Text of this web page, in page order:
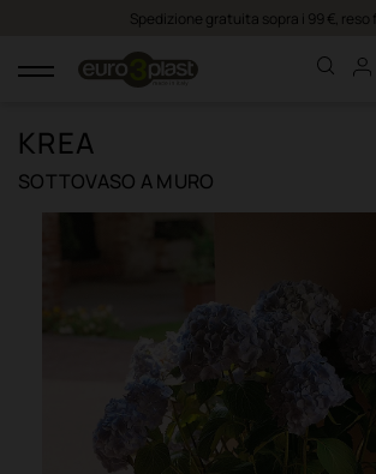
Spedizione gratuita sopra i 99 €, reso
navigazione
KREA
SOTTOVASO A MURO